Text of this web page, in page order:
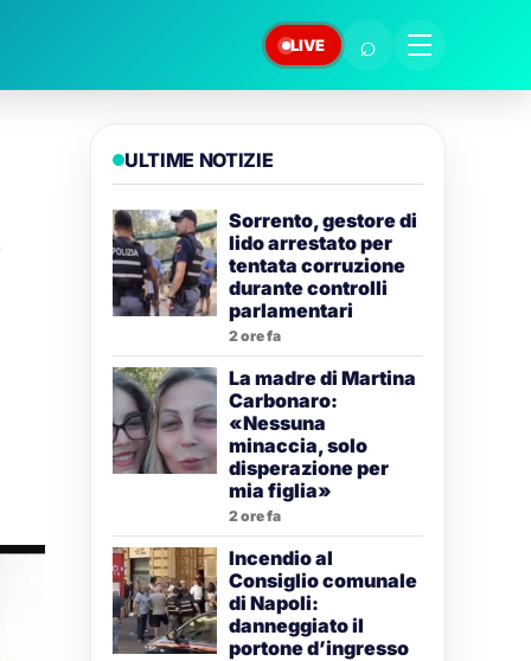
LIVE ⌕
ULTIME NOTIZIE
Sorrento, gestore di
lido arrestato per
tentata corruzione
durante controlli
parlamentari
2 ore fa
La madre di Martina
Carbonaro:
«Nessuna
minaccia, solo
disperazione per
mia figlia»
2 ore fa
Incendio al
Consiglio comunale
di Napoli:
danneggiato il
portone d’ingresso